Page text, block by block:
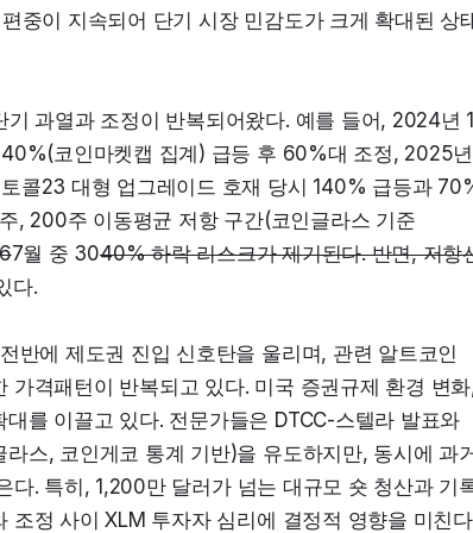
중이 지속되어 단기 시장 민감도가 크게 확대된 상
과열과 조정이 반복되어왔다. 예를 들어, 2024년
코인마켓캡 집계) 급등 후 60%대 조정, 2025년
콜23 대형 업그레이드 호재 당시 140% 급등과
, 200주 이동평균 저항 구간(코인글라스 기준
7월 중 3040% 하락 리스크가 제기된다. 반면, 저항
다.
반에 제도권 진입 신호탄을 울리며, 관련 알트코인
격패턴이 반복되고 있다. 미국 증권규제 환경 변
를 이끌고 있다. 전문가들은 DTCC-스텔라 발표와
스, 코인게코 통계 기반)을 유도하지만, 동시에 과
. 특히, 1,200만 달러가 넘는 대규모 숏 청산과 기
정 사이 XLM 투자자 심리에 결정적 영향을 미친